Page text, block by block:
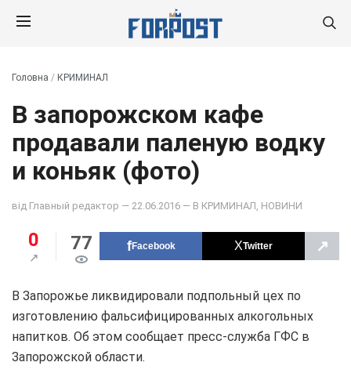
Головна / КРИМИНАЛ
В запорожском кафе
продавали паленую водку
и коньяк (фото)
від Главный редактор — 22.06.2016 — В КРИМИНАЛ НОВИНИ
0 77 Facebook Twitter ↗
В Запорожье ликвидировали подпольный цех по
изготовлению фальсифицированных алкогольных
напитков. Об этом сообщает пресс-служба ГФС в
Запорожской области.